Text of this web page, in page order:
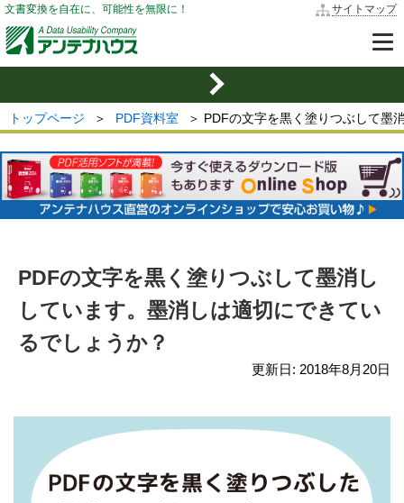
文書変換を自在に、可能性を無限に！ サイトマップ
トップページ ＞ PDF資料室 ＞ PDFの文字を黒く塗りつぶして墨
PDFの文字を黒く塗りつぶして墨消し
しています。墨消しは適切にできてい
るでしょうか？
更新日: 2018年8月20日